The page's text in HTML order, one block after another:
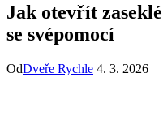
Jak otevřít
se svépomocí
OdDveře Rychle 4. 3. 2026